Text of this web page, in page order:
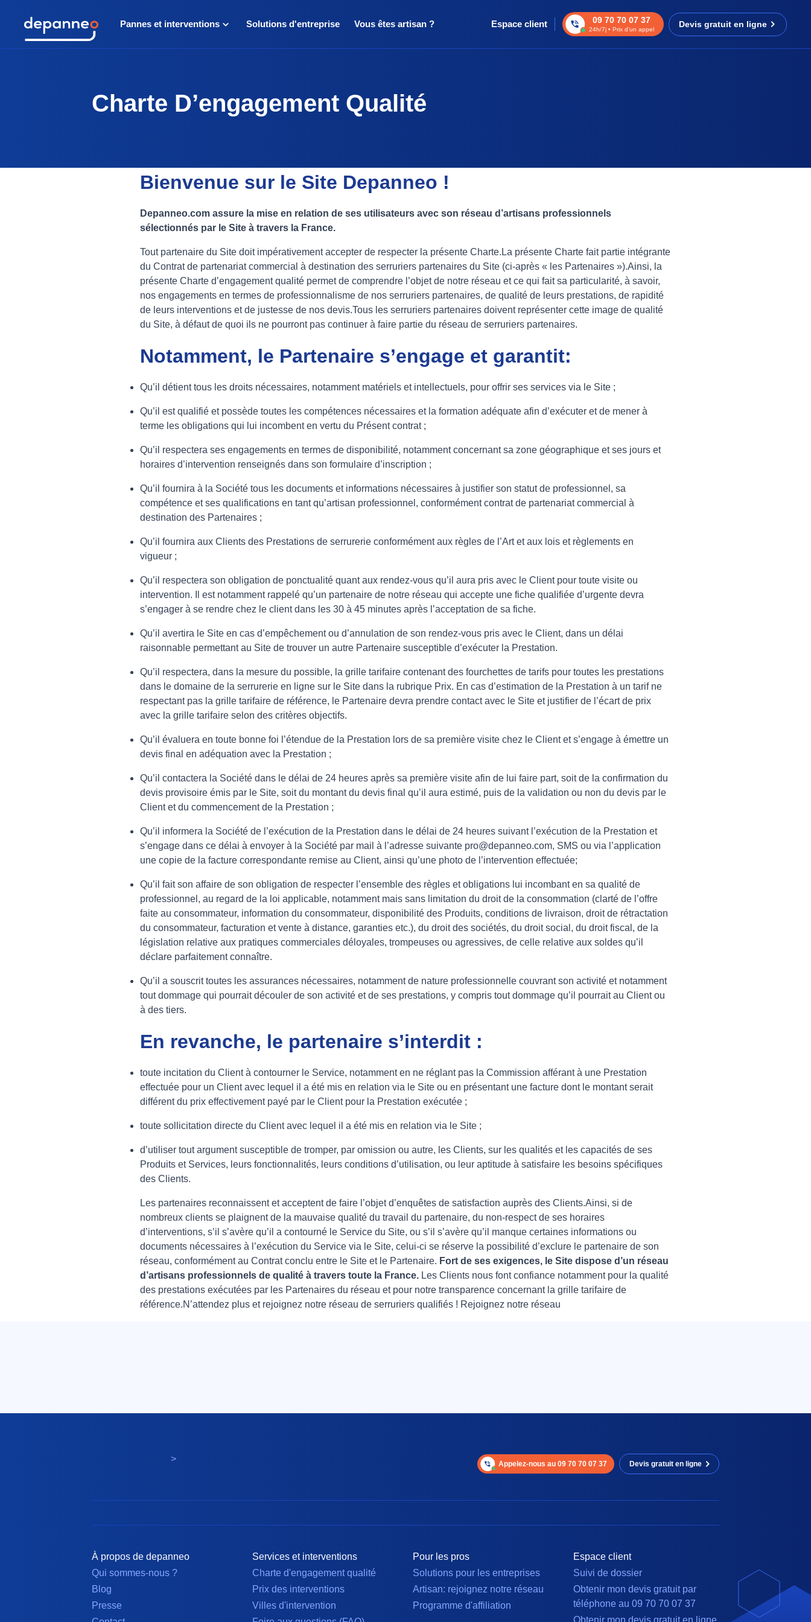
Pannes et interventions Solutions d'entreprise Vous êtes artisan ? Espace client 09 70 70 07 37
24h/7j • Prix d’un appel
Devis gratuit en ligne
Charte D’engagement Qualité
Bienvenue sur le Site Depanneo !
Depanneo.com assure la mise en relation de ses utilisateurs avec son réseau d’artisans professionnels
sélectionnés par le Site à travers la France.
Tout partenaire du Site doit impérativement accepter de respecter la présente Charte.La présente Charte fait partie intégrante
du Contrat de partenariat commercial à destination des serruriers partenaires du Site (ci-après « les Partenaires »).Ainsi, la
présente Charte d’engagement qualité permet de comprendre l’objet de notre réseau et ce qui fait sa particularité, à savoir,
nos engagements en termes de professionnalisme de nos serruriers partenaires, de qualité de leurs prestations, de rapidité
de leurs interventions et de justesse de nos devis.Tous les serruriers partenaires doivent représenter cette image de qualité
du Site, à défaut de quoi ils ne pourront pas continuer à faire partie du réseau de serruriers partenaires.
Notamment, le Partenaire s’engage et garantit:
Qu’il détient tous les droits nécessaires, notamment matériels et intellectuels, pour offrir ses services via le Site ;
Qu’il est qualifié et possède toutes les compétences nécessaires et la formation adéquate afin d’exécuter et de mener à
terme les obligations qui lui incombent en vertu du Présent contrat ;
Qu’il respectera ses engagements en termes de disponibilité, notamment concernant sa zone géographique et ses jours et
horaires d’intervention renseignés dans son formulaire d’inscription ;
Qu’il fournira à la Société tous les documents et informations nécessaires à justifier son statut de professionnel, sa
compétence et ses qualifications en tant qu’artisan professionnel, conformément contrat de partenariat commercial à
destination des Partenaires ;
Qu’il fournira aux Clients des Prestations de serrurerie conformément aux règles de l’Art et aux lois et règlements en
vigueur ;
Qu’il respectera son obligation de ponctualité quant aux rendez-vous qu’il aura pris avec le Client pour toute visite ou
intervention. Il est notamment rappelé qu’un partenaire de notre réseau qui accepte une fiche qualifiée d’urgente devra
s’engager à se rendre chez le client dans les 30 à 45 minutes après l’acceptation de sa fiche.
Qu’il avertira le Site en cas d’empêchement ou d’annulation de son rendez-vous pris avec le Client, dans un délai
raisonnable permettant au Site de trouver un autre Partenaire susceptible d’exécuter la Prestation.
Qu’il respectera, dans la mesure du possible, la grille tarifaire contenant des fourchettes de tarifs pour toutes les prestations
dans le domaine de la serrurerie en ligne sur le Site dans la rubrique Prix. En cas d’estimation de la Prestation à un tarif ne
respectant pas la grille tarifaire de référence, le Partenaire devra prendre contact avec le Site et justifier de l’écart de prix
avec la grille tarifaire selon des critères objectifs.
Qu’il évaluera en toute bonne foi l’étendue de la Prestation lors de sa première visite chez le Client et s’engage à émettre un
devis final en adéquation avec la Prestation ;
Qu’il contactera la Société dans le délai de 24 heures après sa première visite afin de lui faire part, soit de la confirmation du
devis provisoire émis par le Site, soit du montant du devis final qu’il aura estimé, puis de la validation ou non du devis par le
Client et du commencement de la Prestation ;
Qu’il informera la Société de l’exécution de la Prestation dans le délai de 24 heures suivant l’exécution de la Prestation et
s’engage dans ce délai à envoyer à la Société par mail à l’adresse suivante pro@depanneo.com, SMS ou via l’application
une copie de la facture correspondante remise au Client, ainsi qu’une photo de l’intervention effectuée;
Qu’il fait son affaire de son obligation de respecter l’ensemble des règles et obligations lui incombant en sa qualité de
professionnel, au regard de la loi applicable, notamment mais sans limitation du droit de la consommation (clarté de l’offre
faite au consommateur, information du consommateur, disponibilité des Produits, conditions de livraison, droit de rétractation
du consommateur, facturation et vente à distance, garanties etc.), du droit des sociétés, du droit social, du droit fiscal, de la
législation relative aux pratiques commerciales déloyales, trompeuses ou agressives, de celle relative aux soldes qu’il
déclare parfaitement connaître.
Qu’il a souscrit toutes les assurances nécessaires, notamment de nature professionnelle couvrant son activité et notamment
tout dommage qui pourrait découler de son activité et de ses prestations, y compris tout dommage qu’il pourrait au Client ou
à des tiers.
En revanche, le partenaire s’interdit :
toute incitation du Client à contourner le Service, notamment en ne réglant pas la Commission afférant à une Prestation
effectuée pour un Client avec lequel il a été mis en relation via le Site ou en présentant une facture dont le montant serait
différent du prix effectivement payé par le Client pour la Prestation exécutée ;
toute sollicitation directe du Client avec lequel il a été mis en relation via le Site ;
d’utiliser tout argument susceptible de tromper, par omission ou autre, les Clients, sur les qualités et les capacités de ses
Produits et Services, leurs fonctionnalités, leurs conditions d’utilisation, ou leur aptitude à satisfaire les besoins spécifiques
des Clients.
Les partenaires reconnaissent et acceptent de faire l’objet d’enquêtes de satisfaction auprès des Clients.Ainsi, si de
nombreux clients se plaignent de la mauvaise qualité du travail du partenaire, du non-respect de ses horaires
d’interventions, s’il s’avère qu’il a contourné le Service du Site, ou s’il s’avère qu’il manque certaines informations ou
documents nécessaires à l’exécution du Service via le Site, celui-ci se réserve la possibilité d’exclure le partenaire de son
réseau, conformément au Contrat conclu entre le Site et le Partenaire. Fort de ses exigences, le Site dispose d’un réseau
d’artisans professionnels de qualité à travers toute la France. Les Clients nous font confiance notamment pour la qualité
des prestations exécutées par les Partenaires du réseau et pour notre transparence concernant la grille tarifaire de
référence.N’attendez plus et rejoignez notre réseau de serruriers qualifiés ! Rejoignez notre réseau
> Appelez-nous au 09 70 70 07 37 Devis gratuit en ligne
À propos de depanneo
Qui sommes-nous ?
Blog
Presse
Services et interventions
Charte d'engagement qualité
Prix des interventions
Villes d'intervention
Pour les pros
Solutions pour les entreprises
Artisan: rejoignez notre réseau
Programme d'affiliation
Espace client
Suivi de dossier
Obtenir mon devis gratuit par
téléphone au 09 70 70 07 37
Obtenir mon devis gratuit en ligne